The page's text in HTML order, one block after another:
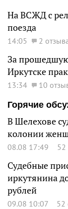
На ВСЖД с
поезда
14:05 2
За
Иркутске
13:34
10
Горячие
В Шелехове
колонии
08.08 17:49 52
Судебные
иркутянина
рублей
09.08 10:07 52